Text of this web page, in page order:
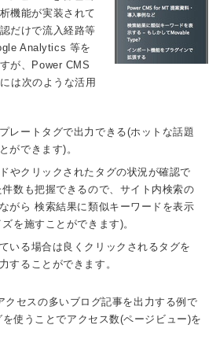
機能が実装されて
だけで流入経路等
Analytics 等を
が、Power CMS
は次のような活用
レートタグで出力できる(ホットな話題
ができます)。
やクリックされたタグの状況が確認で
数も把握できるので、サイト内検索の
がら 検索結果に類似キーワードを表示
を施すことができます)。
いる場合は良くクリックされるタグを
することができます。
クセスの多いブログ記事を出力する例で
使うことでアクセス数(ページビュー)を